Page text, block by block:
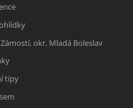
okr. Mladá Boleslav
tipy